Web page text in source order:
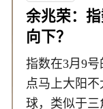
余兆荣：
向下？
指数在3月9
点马上大阳
球，类似于